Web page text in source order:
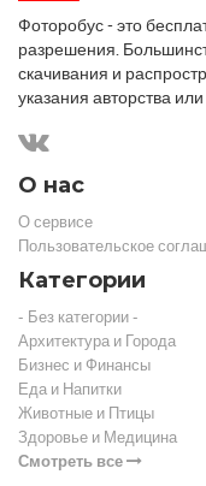
Фоторобус - это
разрешения.
скачивания и
указания авторства
О нас
О сервисе
Пользовательское
Категории
- Без категории -
Архитектура и Города
Бизнес и Финансы
Еда и Напитки
Животные и Птицы
Здоровье и Медицина
Смотреть все